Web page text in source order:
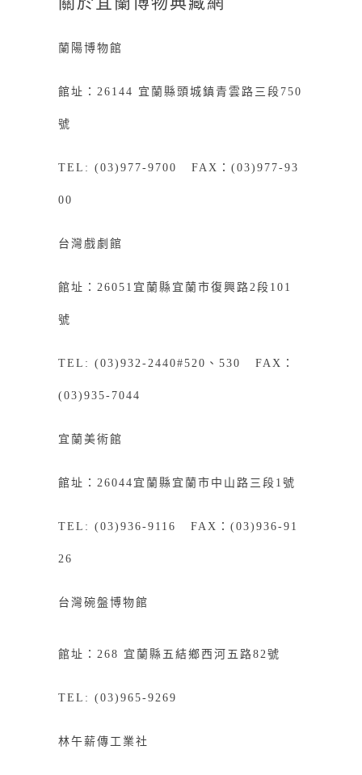
蘭陽博物館
館址：26144 宜蘭縣頭城鎮青雲路三段750
號
TEL: (03)977-9700 FAX：(03)977-93
00
台灣戲劇館
館址：26051宜蘭縣宜蘭市復興路2段101
號
TEL: (03)932-2440#520、530 FAX：
(03)935-7044
宜蘭美術館
館址：26044宜蘭縣宜蘭市中山路三段1號
TEL: (03)936-9116 FAX：(03)936-91
26
台灣碗盤博物館
館址：268 宜 蘭縣五結鄉西河五路82號
TEL: (03)965-9269
林午薪傳工業社